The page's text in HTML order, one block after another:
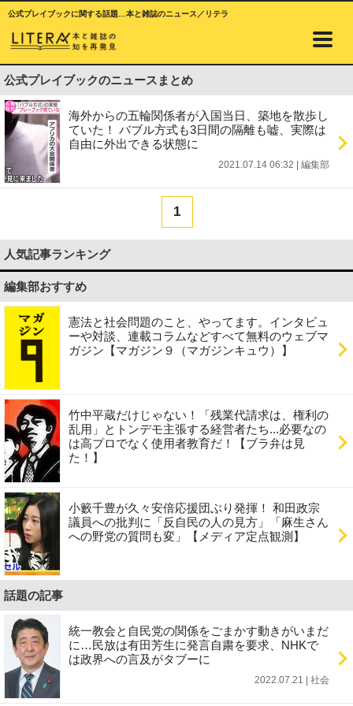
公式プレイブックに関する話題…本と雑誌のニュース／リテラ
公式プレイブックのニュースまとめ
海外からの五輪関係者が入国当日、築地を散歩し
ていた！ バブル方式も3日間の隔離も嘘、実際は
自由に外出できる状態に
2021.07.14 06:32 編集部
1
人気記事ランキング
編集部おすすめ
憲法と社会問題のこと、やってます。インタビュ
ーや対談、連載コラムなどすべて無料のウェブマ
ガジン【マガジン９（マガジンキュウ）】
竹中平蔵だけじゃない！「残業代請求は、権利の
乱用」とトンデモ主張する経営者たち...必要なの
は高プロでなく使用者教育だ！【ブラ弁は見
た！】
小籔千豊が久々安倍応援団ぶり発揮！ 和田政宗
議員への批判に「反自民の人の見方」「麻生さん
への野党の質問も変」【メディア定点観測】
話題の記事
統一教会と自民党の関係をごまかす動きがいまだ
に…民放は有田芳生に発言自粛を要求、NHKで
は政界への言及がタブーに
2022.07.21 | 社会